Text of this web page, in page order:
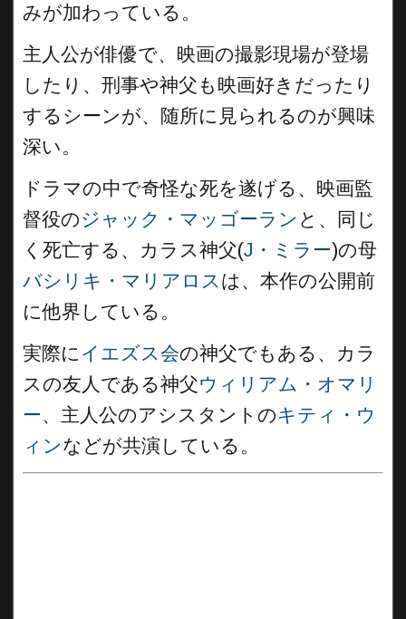
みが加わっている。
主人公が俳優で、映画の撮影現場が登場
したり、刑事や神父も映画好きだったり
するシーンが、随所に見られるのが興味
深い。
ドラマの中で奇怪な死を遂げる、映画監
督役のジャック・マッゴーラン と、同じ
く死亡する、カラス神父(J・ミラー)の母
バシリキ・マリアロス は、本作の公開前
に他界している。
実際に イエズス会の神父でもある、カラ
スの友人である神父ウィリアム・オマリ
ー、主人公のアシスタントのキティ・ウ
ィンなどが共演している。